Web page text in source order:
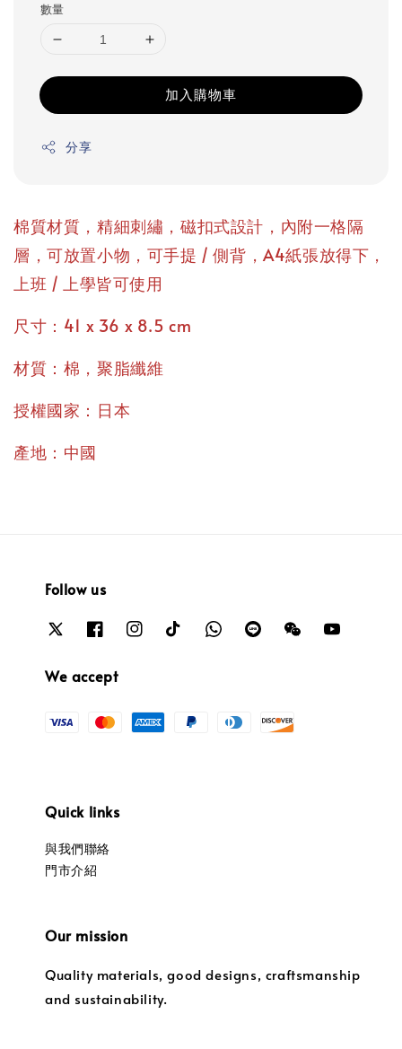
數量
加入購物車
分享
棉質材質，精細刺繡，磁扣式設計，內附一格隔
層，可放置小物，可手提 / 側背，A4紙張放得下，
上班 / 上學皆可使用
尺寸：41 x 36 x 8.5 cm
材質：棉，聚脂纖維
授權國家：日本
產地：中國
Follow us
We accept
Quick links
與我們聯絡
門市介紹
Our mission
Quality materials, good designs, craftsmanship
and sustainability.